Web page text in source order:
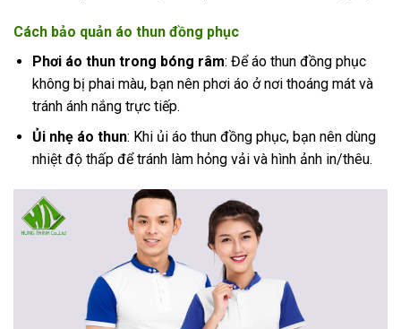
Cách bảo quản áo thun đồng phục
Phơi áo thun trong bóng râm: Để áo thun đồng phục
không bị phai màu, bạn nên phơi áo ở nơi thoáng mát và
tránh ánh nắng trực tiếp.
Ủi nhẹ áo thun: Khi ủi áo thun đồng phục, bạn nên dùng
nhiệt độ thấp để tránh làm hỏng vải và hình ảnh in/thêu.